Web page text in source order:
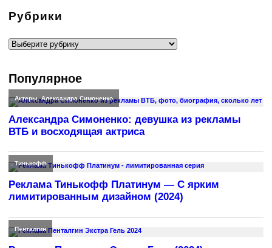
Рубрики
Рубрики
Популярное
Актеры,Александра Симоненко
Александра Симоненко: девушка из рекламы
ВТБ и восходящая актриса
Тинькофф
Реклама Тинькофф Платинум — С ярким
лимитированным дизайном (2024)
Пенталгин